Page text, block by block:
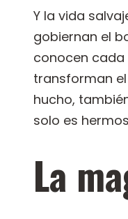
Y la vida
gobiernan el
conocen cada
transforman
hucho,
solo es
La